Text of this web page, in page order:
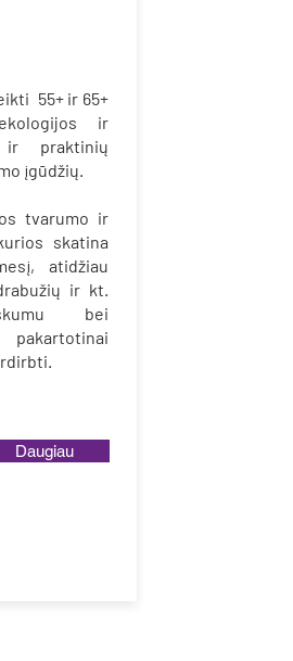
55+ ir 65+
ir
ir praktinių
įgūdžių.
tvarumo ir
skatina
atidžiau
ir kt.
bei
Daugiau